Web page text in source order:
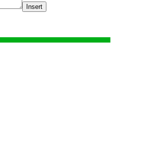
Insert